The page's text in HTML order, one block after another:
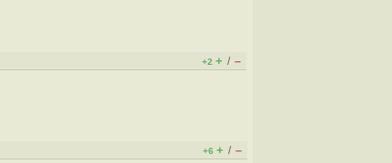
+2 + / –
+6 + / –